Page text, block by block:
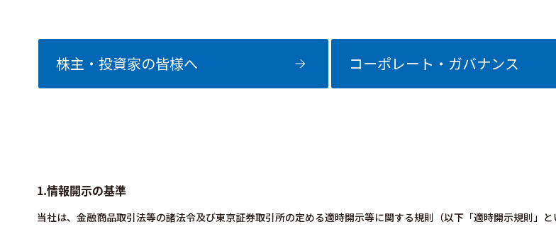
株主・投資家の皆様へ コーポレート・ガバナンス
1.情報開示の基準
当社は、金融商品取引法等の諸法令及び東京証券取引所の定める適時開示等に関する規則（以下「適時開示規則」